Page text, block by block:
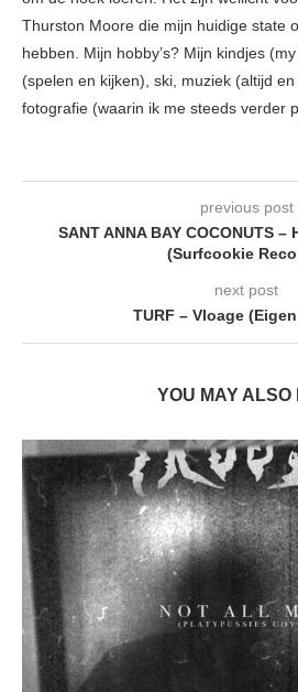
Thurston Moore die mijn huidige state
hebben. Mijn hobby’s? Mijn kindjes
(spelen en kijken), ski, muziek (altijd
fotografie (waarin ik me steeds verder
previous post
SANT ANNA BAY COCONUTS
(Surfcookie
next post
TURF – Vloage
YOU MAY ALSO